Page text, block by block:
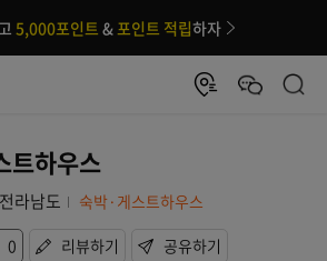
5,000포인트 &포인트 적립하자
트하우스
전라남도
숙박·게스트하우스
0 리뷰하기 공유하기